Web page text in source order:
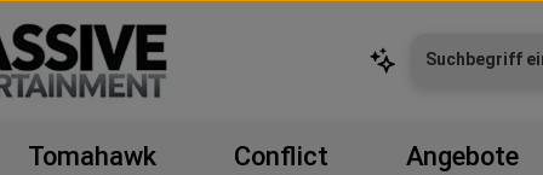
Tomahawk Conflict Angebote